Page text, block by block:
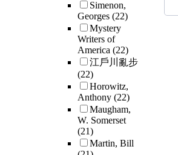
Simenon,
Georges (22)
Mystery
Writers of
America (22)
江戶川亂步
(22)
Horowitz,
Anthony (22)
Maugham,
W. Somerset
(21)
Martin, Bill